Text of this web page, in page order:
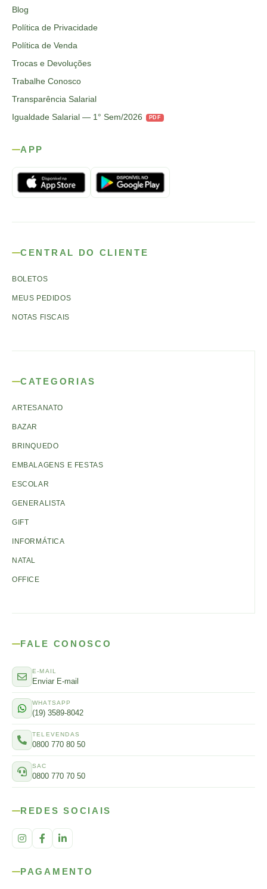
Blog
Política de Privacidade
Política de Venda
Trocas e Devoluções
Trabalhe Conosco
Transparência Salarial
Igualdade Salarial — 1° Sem/2026
PDF
APP
CENTRAL DO CLIENTE
BOLETOS
MEUS PEDIDOS
NOTAS FISCAIS
CATEGORIAS
ARTESANATO
BAZAR
BRINQUEDO
EMBALAGENS E FESTAS
ESCOLAR
GENERALISTA
GIFT
INFORMÁTICA
NATAL
OFFICE
FALE CONOSCO
E-MAIL
Enviar E-mail
WHATSAPP
(19) 3589-8042
TELEVENDAS
0800 770 80 50
SAC
0800 770 70 50
REDES SOCIAIS
PAGAMENTO